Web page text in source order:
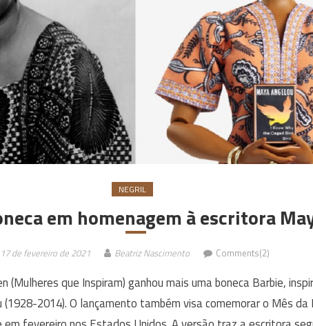
NEGRIL
em homenagem à escritora
17 de fevereiro de 2021 Beatriz Nascimento Comments(2)
(Mulheres que Inspiram) ganhou mais uma boneca Barbie,
2014). O lançamento também visa comemorar o Mês da